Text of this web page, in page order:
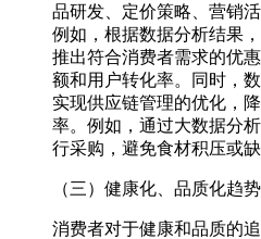
品研发、定价策略、营销
例如，根据数据分析结果
推出符合消费者需求的优
额和用户转化率。同时，
实现供应链管理的优化，
率。例如，通过大数据分
行采购，避免食材积压或缺
（三）健康化、品质化趋
消费者对于健康和品质的